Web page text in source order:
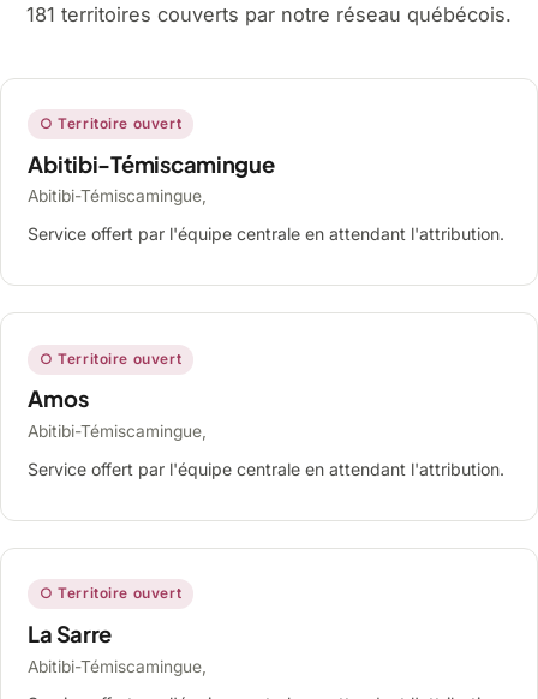
181 territoires couverts par notre réseau québécois.
○ Territoire ouvert
Abitibi-Témiscamingue
Abitibi-Témiscamingue,
Service offert par l'équipe centrale en attendant l'attribution.
○ Territoire ouvert
Amos
Abitibi-Témiscamingue,
Service offert par l'équipe centrale en attendant l'attribution.
○ Territoire ouvert
La Sarre
Abitibi-Témiscamingue,